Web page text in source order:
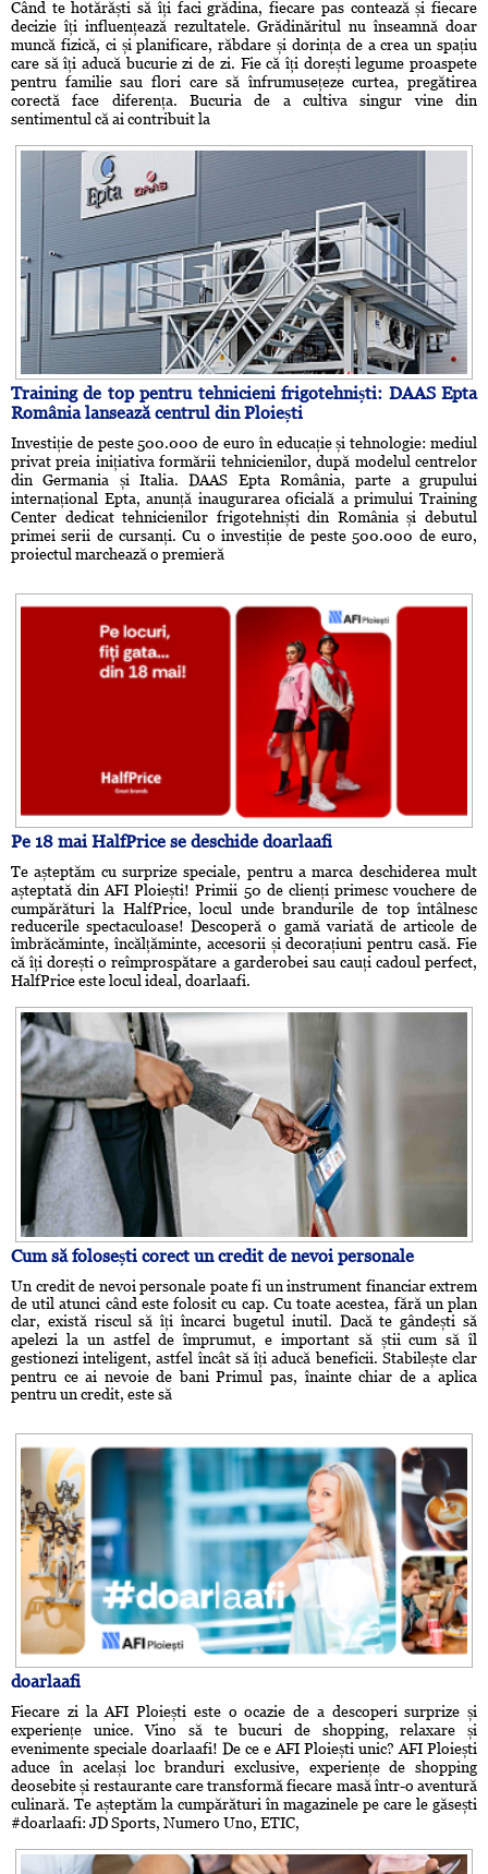
Când te hotărăști să îți faci grădina, fiecare pas contează și fiecare
decizie îți influențează rezultatele. Grădinăritul nu înseamnă doar
muncă fizică, ci și planificare, răbdare și dorința de a crea un spațiu
care să îți aducă bucurie zi de zi. Fie că îți dorești legume proaspete
pentru familie sau flori care să înfrumusețeze curtea, pregătirea
corectă face diferența. Bucuria de a cultiva singur vine din
sentimentul că ai contribuit la
Training de top pentru tehnicieni frigotehniști: DAAS Epta
România lansează centrul din Ploiești
Investiție de peste 500.000 de euro în educație și tehnologie: mediul
privat preia inițiativa formării tehnicienilor, după modelul centrelor
din Germania și Italia. DAAS Epta România, parte a grupului
internațional Epta, anunță inaugurarea oficială a primului Training
Center dedicat tehnicienilor frigotehniști din România și debutul
primei serii de cursanți. Cu o investiție de peste 500.000 de euro,
proiectul marchează o premieră
Pe 18 mai HalfPrice se deschide doarlaafi
Te așteptăm cu surprize speciale, pentru a marca deschiderea mult
așteptată din AFI Ploiești! Primii 50 de clienți primesc vouchere de
cumpărături la HalfPrice, locul unde brandurile de top întâlnesc
reducerile spectaculoase! Descoperă o gamă variată de articole de
îmbrăcăminte, încălțăminte, accesorii și decorațiuni pentru casă. Fie
că îți dorești o reîmprospătare a garderobei sau cauți cadoul perfect,
HalfPrice este locul ideal, doarlaafi.
Cum să folosești corect un credit de nevoi personale
Un credit de nevoi personale poate fi un instrument financiar extrem
de util atunci când este folosit cu cap. Cu toate acestea, fără un plan
clar, există riscul să îți încarci bugetul inutil. Dacă te gândești să
apelezi la un astfel de împrumut, e important să știi cum să îl
gestionezi inteligent, astfel încât să îți aducă beneficii. Stabilește clar
pentru ce ai nevoie de bani Primul pas, înainte chiar de a aplica
pentru un credit, este să
doarlaafi
Fiecare zi la AFI Ploiești este o ocazie de a descoperi surprize și
experiențe unice. Vino să te bucuri de shopping, relaxare și
evenimente speciale doarlaafi! De ce e AFI Ploiești unic? AFI Ploiești
aduce în același loc branduri exclusive, experiențe de shopping
deosebite și restaurante care transformă fiecare masă într-o aventură
culinară. Te așteptăm la cumpărături în magazinele pe care le găsești
#doarlaafi: JD Sports, Numero Uno, ETIC,